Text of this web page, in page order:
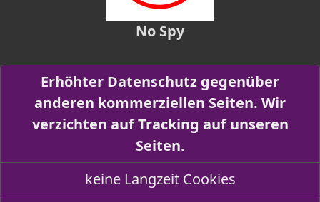
No Spy
Erhöhter Datenschutz gegenüber
anderen kommerziellen Seiten. Wir
verzichten auf Tracking auf unseren
Seiten.
keine Langzeit Cookies